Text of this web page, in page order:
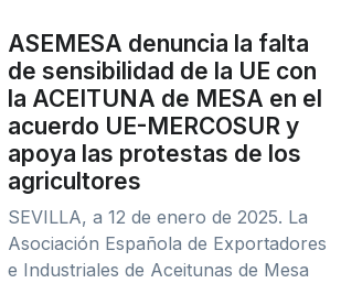
ASEMESA denuncia la falta
de sensibilidad de la UE con
la ACEITUNA de MESA en el
acuerdo UE-MERCOSUR y
apoya las protestas de los
agricultores
SEVILLA, a 12 de enero de 2025. La
Asociación Española de Exportadores
e Industriales de Aceitunas de Mesa